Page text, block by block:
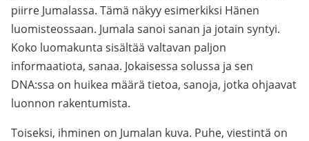
piirre Jumalassa. Tämä näkyy esimerkiksi Hänen
luomisteossaan. Jumala sanoi sanan ja jotain syntyi.
Koko luomakunta sisältää valtavan paljon
informaatiota, sanaa. Jokaisessa solussa ja sen
DNA:ssa on huikea määrä tietoa, sanoja, jotka ohjaavat
luonnon rakentumista.
Toiseksi, ihminen on Jumalan kuva. Puhe, viestintä on